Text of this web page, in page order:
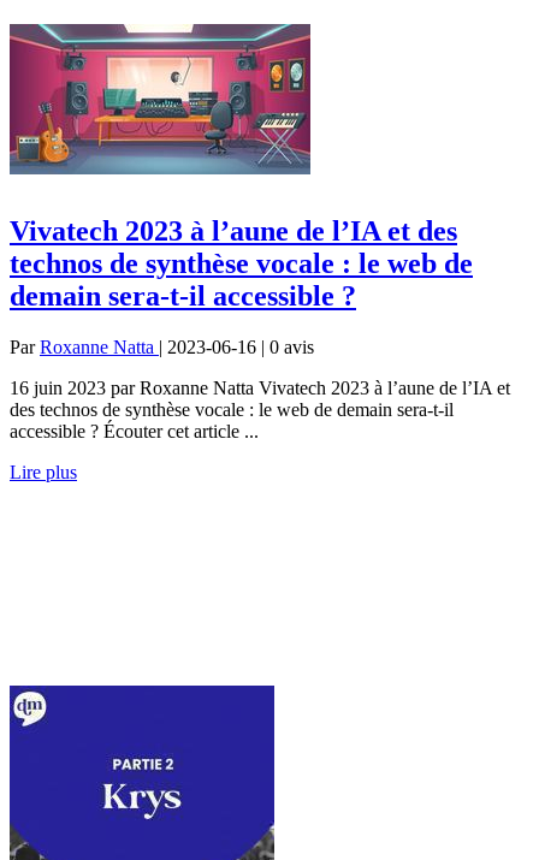
Vivatech 2023 à l’aune de l’IA et des
technos de synthèse vocale : le web de
demain sera-t-il accessible ?
ParRoxanne Natta | 2023-06-16 | 0 avis
16 juin 2023 par Roxanne Natta Vivatech 2023 à l’aune de l’IA et
des technos de synthèse vocale : le web de demain sera-t-il
accessible ? Écouter cet article ...
Lire plus